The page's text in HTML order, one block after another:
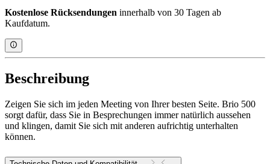
Kostenlose Rücksendungen innerhalb von 30 Tagen ab
Kaufdatum.
Beschreibung
Zeigen Sie sich im jeden Meeting von Ihrer besten Seite. Brio 500
sorgt dafür, dass Sie in Besprechungen immer natürlich aussehen
und klingen, damit Sie sich mit anderen aufrichtig unterhalten
können.